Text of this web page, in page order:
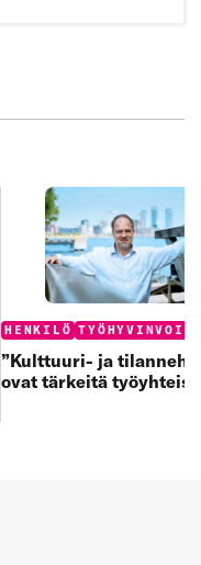
Categories:
HENKILÖ
”Kulttuuri- ja
ovat tärkeitä